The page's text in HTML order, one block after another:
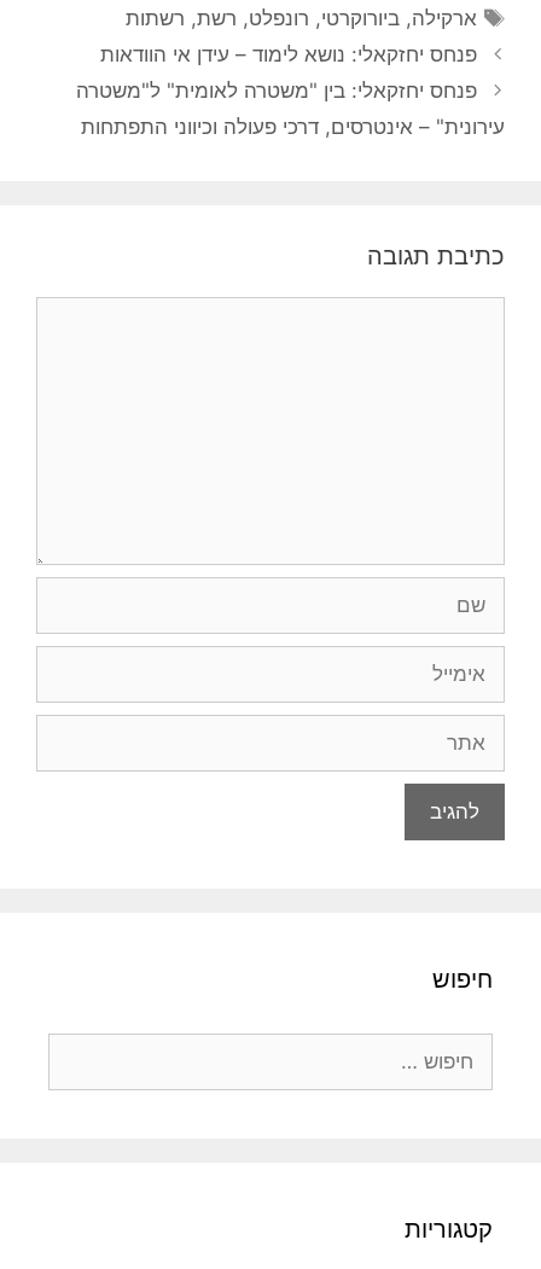
תגיות
ארקילה,ביורוקרטי, רונפלט, רשת, רשתות
פנחס יחזקאלי: נושא לימוד – עידן אי הוודאות
פנחס יחזקאלי: בין "משטרה לאומית" ל"משטרה
עירונית" – אינטרסים, דרכי פעולה וכיווני התפתחות
כתיבת תגובה
חיפוש
קטגוריות